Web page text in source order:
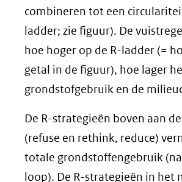
combineren tot een
ladder; zie figuur). De
hoe hoger op de R-ladder (=
getal in de figuur), hoe lager
grondstofgebruik en de
De R-strategieën boven aan
(refuse en rethink, reduce)
totale grondstoffengebruik
loop). De R-strategieën in het